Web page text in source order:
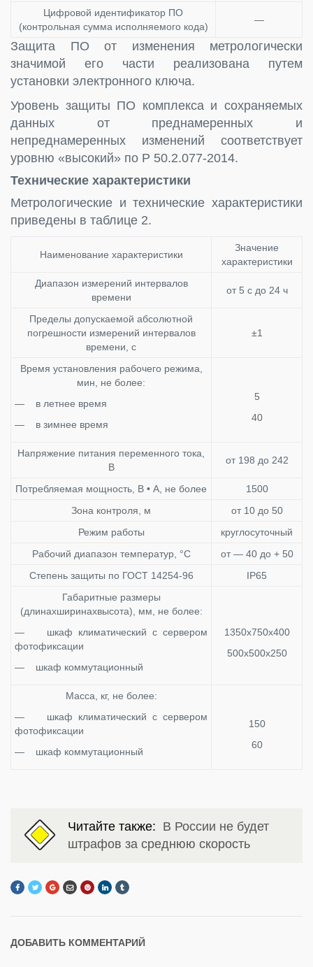
Цифровой идентификатор ПО
(контрольная сумма исполняемого кода)
—
Защита ПО от изменения метрологически
значимой его части реализована путем
установки электронного ключа.
Уровень защиты ПО комплекса и сохраняемых
данных от преднамеренных и
непреднамеренных изменений соответствует
уровню «высокий» по Р 50.2.077-2014.
Технические характеристики
Метрологические и технические характеристики
приведены в таблице 2.
Наименование характеристики
Значение
характеристики
Диапазон измерений интервалов
времени
от 5 с до 24 ч
Пределы допускаемой абсолютной
погрешности измерений интервалов
времени, с
±1
Время установления рабочего режима,
мин, не более:
— в летнее время
— в зимнее время
5
40
Напряжение питания переменного тока,
В
от 198 до 242
Потребляемая мощность, В • А, не более
1500
Зона контроля, м
от 10 до 50
Режим работы
круглосуточный
Рабочий диапазон температур, °С
от — 40 до + 50
Степень защиты по ГОСТ 14254-96
IP65
Габаритные размеры
(длинахширинахвысота), мм, не более:
— шкаф климатический с сервером
фотофиксации
— шкаф коммутационный
1350x750x400
500x500x250
Масса, кг, не более:
— шкаф климатический с сервером
фотофиксации
— шкаф коммутационный
150
60
Читайте также: В России не будет
штрафов за среднюю скорость
ДОБАВИТЬ КОММЕНТАРИЙ